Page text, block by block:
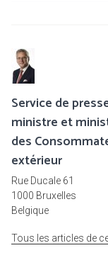
Service de
ministre et
des
extérieur
Rue Ducale 61
1000 Bruxelles
Belgique
Tous les articles de